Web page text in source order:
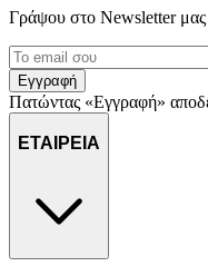
Γράψου στο Νewsletter μας
Εγγραφή
Πατώντας «Εγγραφή»
ΕΤΑΙΡΕΙΑ